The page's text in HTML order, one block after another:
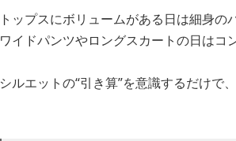
トップスにボリュームがある日は細身の
ワイドパンツやロングスカートの日はコ
シルエットの“引き算”を意識するだけで